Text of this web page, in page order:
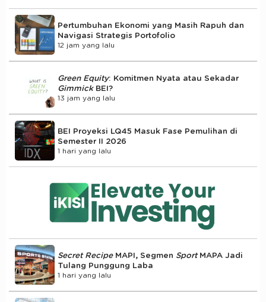
Pertumbuhan Ekonomi yang Masih Rapuh dan
Navigasi Strategis Portofolio
12 jam yang lalu
Green Equity: Komitmen Nyata atau Sekadar
Gimmick BEI?
13 jam yang lalu
BEI Proyeksi LQ45 Masuk Fase Pemulihan di
Semester II 2026
1 hari yang lalu
Secret RecipeMAPI, Segmen Sport MAPA Jadi
Tulang Punggung Laba
1 hari yang lalu